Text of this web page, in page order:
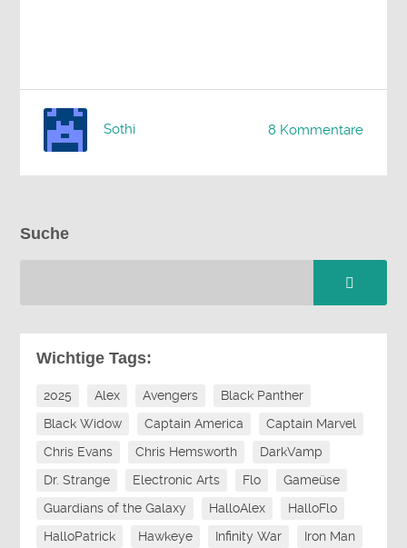
8 Kommentare
Sothi
Suche
Wichtige Tags:
2025 Alex Avengers
Black Panther
Black Widow
Captain America
Captain Marvel
Chris Evans
Chris Hemsworth
DarkVamp
Dr. Strange
Electronic Arts Flo
Gameüse
Guardians of the Galaxy
HalloAlex
HalloFlo
HalloPatrick
Hawkeye Infinity War
Iron Man